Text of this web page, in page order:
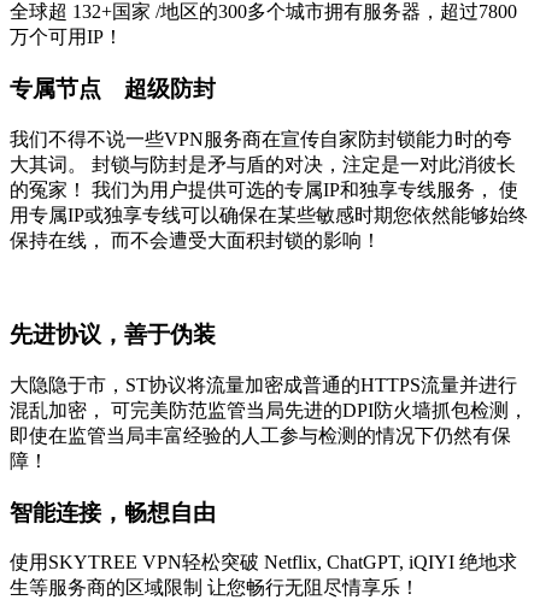
全球超 132+国家 /地区的300多个城市拥有服务器，超过7800
万个可用IP！
专属节点 超级防封
我们不得不说一些VPN服务商在宣传自家防封锁能力时的夸
大其词。 封锁与防封是矛与盾的对决，注定是一对此消彼长
的冤家！ 我们为用户提供可选的专属IP和独享专线服务， 使
用专属IP或独享专线可以确保在某些敏感时期您依然能够始终
保持在线， 而不会遭受大面积封锁的影响！
先进协议，善于伪装
大隐隐于市，ST协议将流量加密成普通的HTTPS流量并进行
混乱加密， 可完美防范监管当局先进的DPI防火墙抓包检测，
即使在监管当局丰富经验的人工参与检测的情况下仍然有保
障！
智能连接，畅想自由
使用SKYTREE VPN轻松突破 Netflix, ChatGPT, iQIYI 绝地求
生等服务商的区域限制 让您畅行无阻尽情享乐！